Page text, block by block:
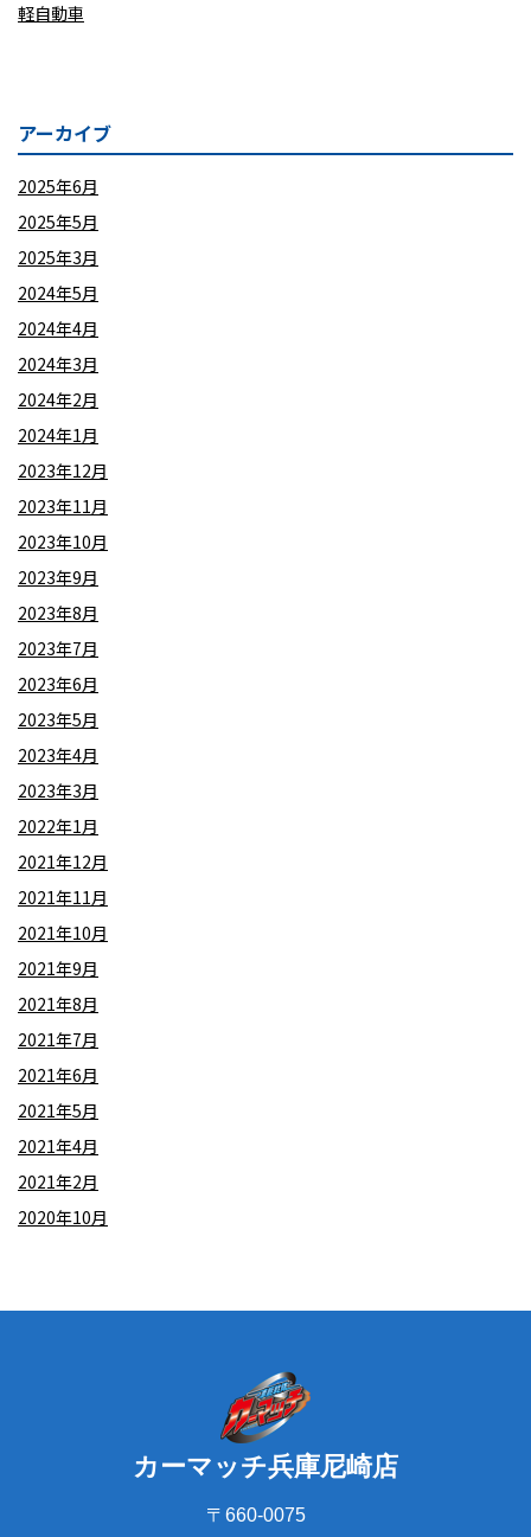
軽自動車
アーカイブ
2025年6月
2025年5月
2025年3月
2024年5月
2024年4月
2024年3月
2024年2月
2024年1月
2023年12月
2023年11月
2023年10月
2023年9月
2023年8月
2023年7月
2023年6月
2023年5月
2023年4月
2023年3月
2022年1月
2021年12月
2021年11月
2021年10月
2021年9月
2021年8月
2021年7月
2021年6月
2021年5月
2021年4月
2021年2月
2020年10月
カーマッチ兵庫尼崎店
〒660-0075